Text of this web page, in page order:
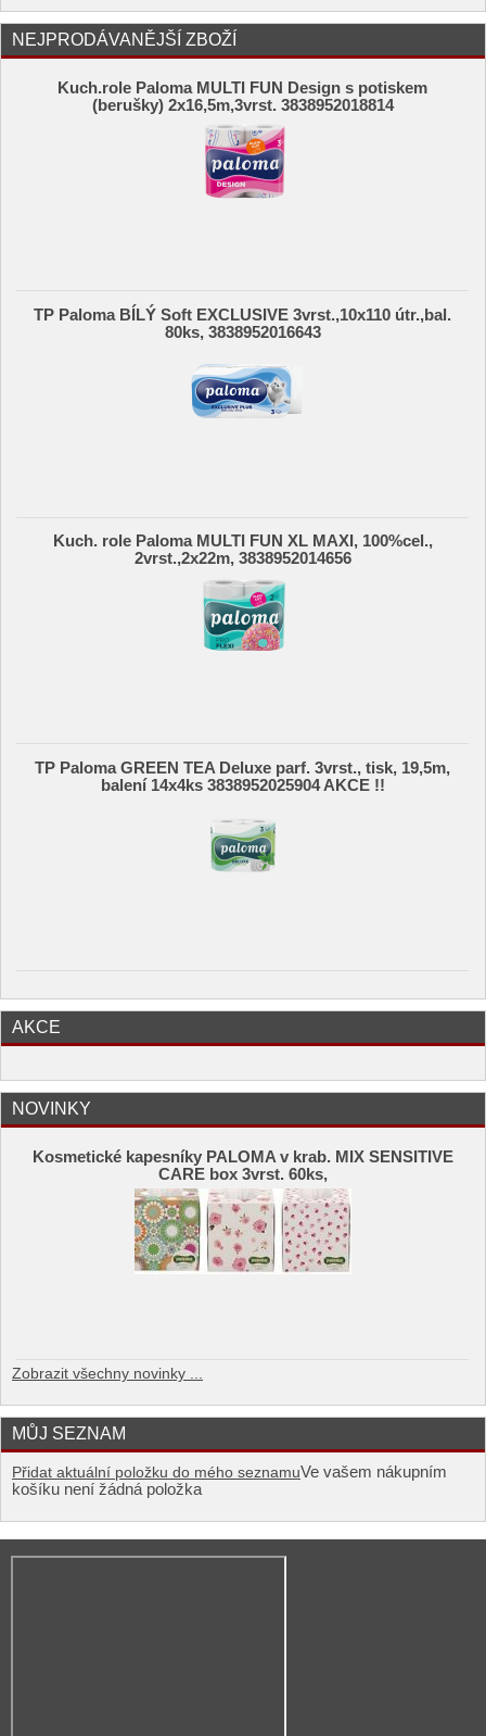
NEJPRODÁVANĚJŠÍ ZBOŽÍ
Kuch.role Paloma MULTI FUN Design s potiskem
(berušky) 2x16,5m,3vrst. 3838952018814
TP Paloma BÍLÝ Soft EXCLUSIVE 3vrst.,10x110 útr.,bal.
80ks, 3838952016643
Kuch. role Paloma MULTI FUN XL MAXI, 100%cel.,
2vrst.,2x22m, 3838952014656
TP Paloma GREEN TEA Deluxe parf. 3vrst., tisk, 19,5m,
balení 14x4ks 3838952025904 AKCE !!
AKCE
NOVINKY
Kosmetické kapesníky PALOMA v krab. MIX SENSITIVE
CARE box 3vrst. 60ks,
Zobrazit všechny novinky ...
MŮJ SEZNAM
Přidat aktuální položku do mého seznamuVe vašem nákupním
košíku není žádná položka